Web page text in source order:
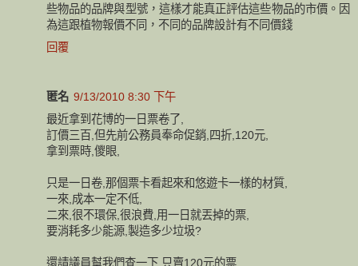
些物品的品牌與型號，這樣才能真正評估這些物品的市價。因
為這跟植物報價不同，不同的品牌設計有不同價錢
回覆
匿名 9/13/2010 8:30 下午
最近拿到花博的一日票卷了,
訂價三百,但先前公務員奉命促銷,四折,120元,
拿到票時,儍眼,
只是一日卷,那個票卡看起來和悠遊卡一樣的材質,
一來,成本一定不低,
二來,很不環保,很浪費,用一日就丟掉的票,
要消耗多少能源,製造多少垃圾?
還請議員幫我們查一下,只賣120元的票,